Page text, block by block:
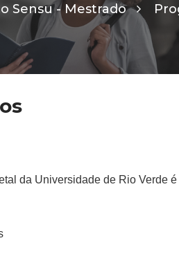
Sensu - Mestrado
da Universidade de Rio Verde